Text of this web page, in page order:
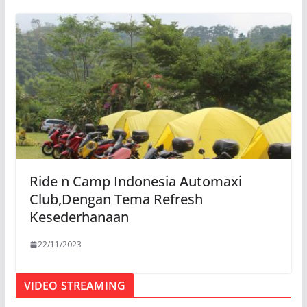
Ride n Camp Indonesia Automaxi
Club,Dengan Tema Refresh
Kesederhanaan
22/11/2023
VIDEO STREAMING